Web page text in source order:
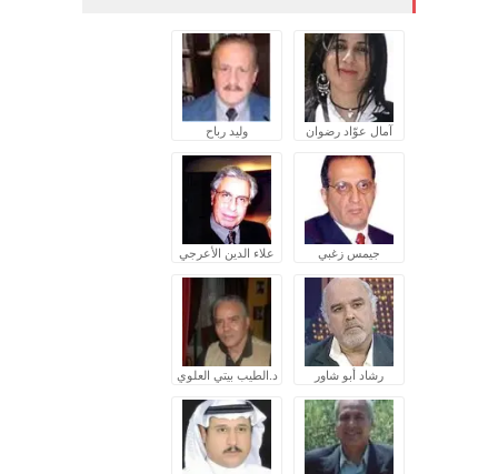
آمال عوّاد رضوان وليد رباح
جيمس زغبي علاء الدين الأعرجي
رشاد أبو شاور د.الطيب بيتي العلوي